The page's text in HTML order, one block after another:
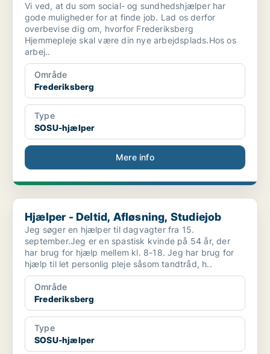
Vi ved, at du som social- og sundhedshjælper har
gode muligheder for at finde job. Lad os derfor
overbevise dig om, hvorfor Frederiksberg
Hjemmepleje skal være din nye arbejdsplads.Hos os
arbej..
Område
Frederiksberg
Type
SOSU-hjælper
Mere info
Hjælper - Deltid, Afløsning, Studiejob
Hjælper - Deltid, Afløsning, Studiejob
Jeg søger en hjælper til dagvagter fra 15.
september.Jeg er en spastisk kvinde på 54 år, der
har brug for hjælp mellem kl. 8-18. Jeg har brug for
hjælp til let personlig pleje såsom tandtråd, h..
Område
Frederiksberg
Type
SOSU-hjælper